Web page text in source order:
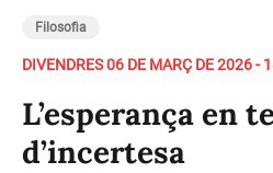
Filosofia
DIVENDRES 06 DE MARÇ DE 2026 -
L’esperança en
d’incertesa